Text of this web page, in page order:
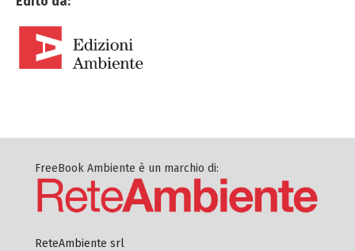
FreeBook Ambiente è un marchio di:
ReteAmbiente srl